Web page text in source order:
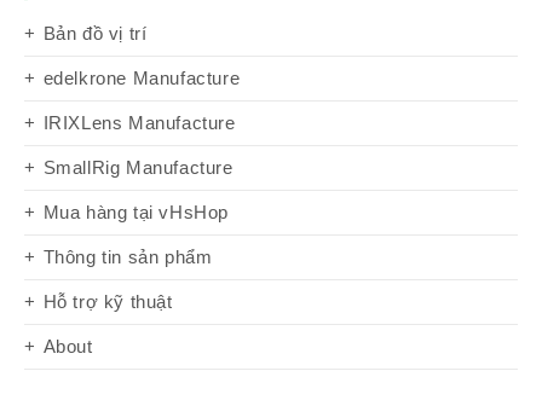
Bản đồ vị trí
edelkrone Manufacture
IRIXLens Manufacture
SmallRig Manufacture
Mua hàng tại vHsHop
Thông tin sản phẩm
Hỗ trợ kỹ thuật
About